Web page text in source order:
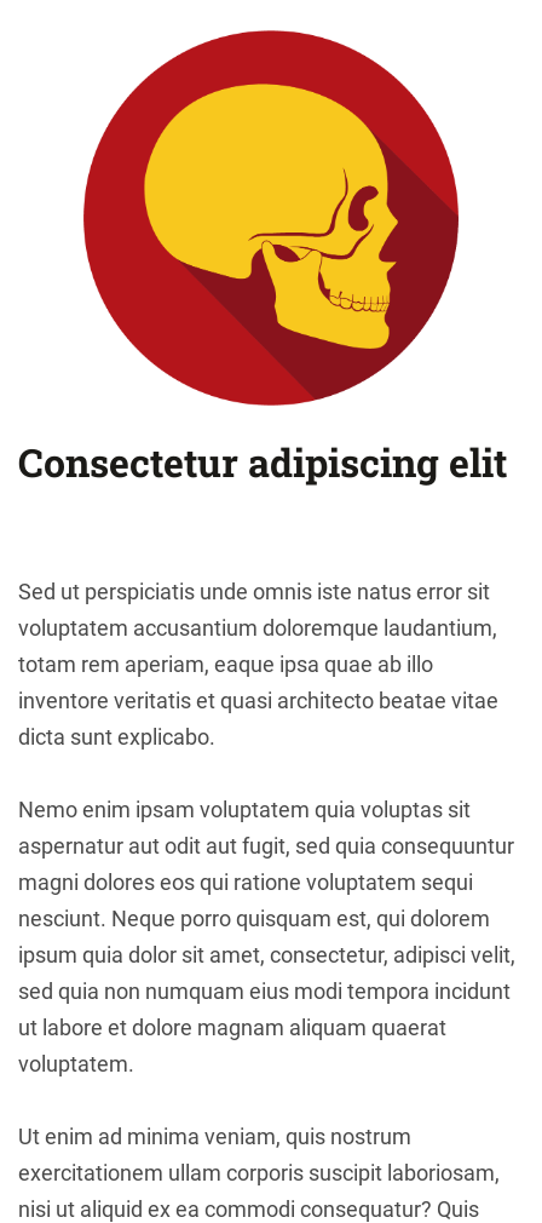
Consectetur adipiscing elit
Sed ut perspiciatis unde omnis iste natus error sit
voluptatem accusantium doloremque laudantium,
totam rem aperiam, eaque ipsa quae ab illo
inventore veritatis et quasi architecto beatae vitae
dicta sunt explicabo.
Nemo enim ipsam voluptatem quia voluptas sit
aspernatur aut odit aut fugit, sed quia consequuntur
magni dolores eos qui ratione voluptatem sequi
nesciunt. Neque porro quisquam est, qui dolorem
ipsum quia dolor sit amet, consectetur, adipisci velit,
sed quia non numquam eius modi tempora incidunt
ut labore et dolore magnam aliquam quaerat
voluptatem.
Ut enim ad minima veniam, quis nostrum
exercitationem ullam corporis suscipit laboriosam,
nisi ut aliquid ex ea commodi consequatur? Quis